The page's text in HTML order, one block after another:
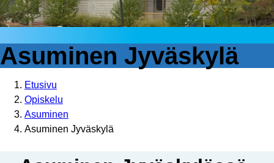
Asuminen Jyväskylä
Etusivu
Opiskelu
Asuminen
Asuminen Jyväskylä